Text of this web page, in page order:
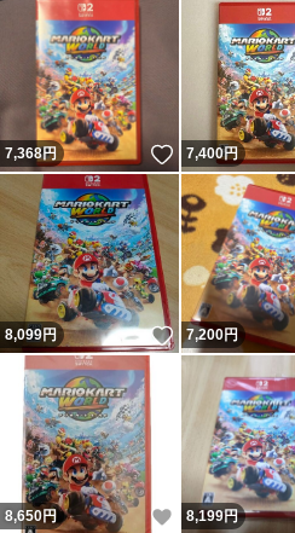
7,368円 いいね！
7,400円
8,099円 いいね！
7,200円
8,650円 いいね！
8,199円